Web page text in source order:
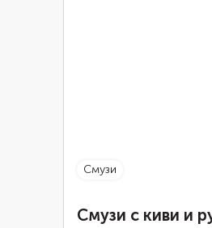
смузи
Смузи с киви и